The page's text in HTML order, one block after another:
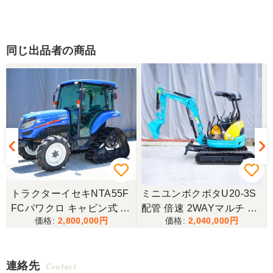
同じ出品者の商品
トラクターイセキNTA55F
FCパワクロ キャビン式 4
2,800,000
ミニユンボクボタU20-3S
配管 倍速 2WAYマルチ ゴ
ムキャタ仕様！
2,040,000
連絡先 Contact